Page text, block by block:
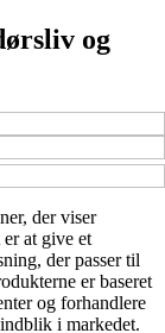
og
der viser
at give et
der passer til
er baseret
og forhandlere
i markedet.